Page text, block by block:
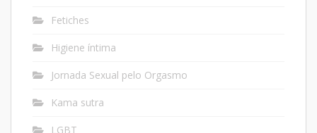
Fetiches
Higiene íntima
Jornada Sexual pelo Orgasmo
Kama sutra
LGBT